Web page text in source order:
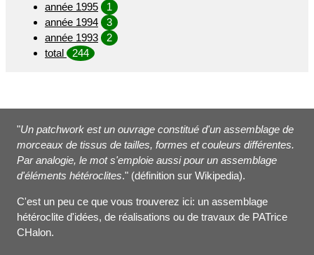
année 1995
1
année 1994
3
année 1993
2
total
244
"Un patchwork est un ouvrage constitué d'un assemblage de
morceaux de tissus de tailles, formes et couleurs différentes.
Par analogie, le mot s'emploie aussi pour un assemblage
d'éléments hétéroclites." (définition sur Wikipedia).
C'est un peu ce que vous trouverez ici: un assemblage
hétéroclite d'idées, de réalisations ou de travaux de PATrice
CHalon.